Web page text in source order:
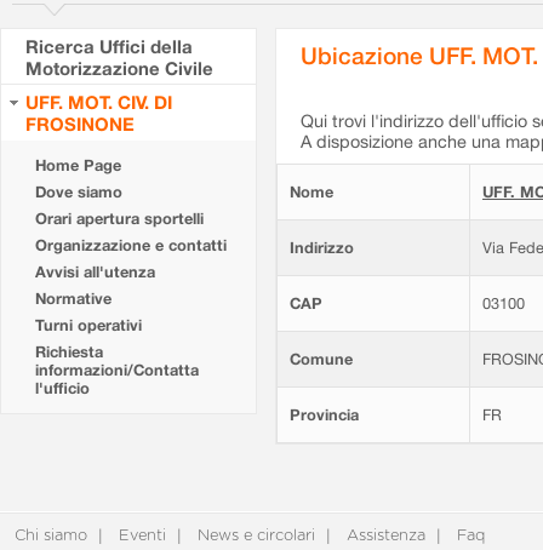
Ricerca Uffici della
Motorizzazione Civile
UFF. MOT. CIV. DI
FROSINONE
Home Page
Dove siamo
Orari apertura sportelli
Organizzazione e contatti
Avvisi all'utenza
Normative
Turni operativi
Richiesta
informazioni/Contatta
l'ufficio
Ubicazione UFF.
Qui trovi l'indirizzo dell'ufficio
A disposizione anche una
Nome UFF.
Indirizzo Via
CAP 03100
Comune
Provincia FR
Chi siamo Eventi News e circolari Assistenza Faq